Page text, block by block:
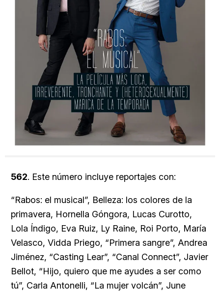
562. Este número incluye reportajes con:
“Rabos: el musical”, Belleza: los colores de la
primavera, Hornella Góngora, Lucas Curotto,
Lola Índigo, Eva Ruiz, Ly Raine, Roi Porto, María
Velasco, Vidda Priego, “Primera sangre”, Andrea
Jiménez, “Casting Lear”, “Canal Connect”, Javier
Bellot, “Hijo, quiero que me ayudes a ser como
tú”, Carla Antonelli, “La mujer volcán”, June